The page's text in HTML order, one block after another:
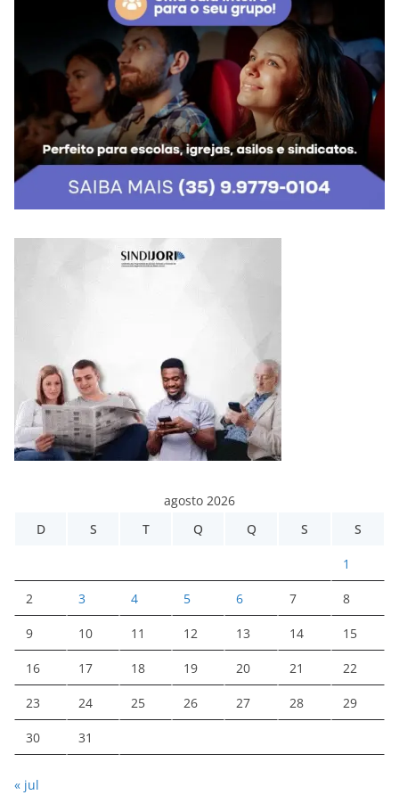
agosto 2026
D
S T Q Q S S
1
2 3 4 5 6 7 8
9 10 11 12 13 14 15
16 17 18 19 20 21 22
23 24 25 26 27 28 29
30 31
« jul